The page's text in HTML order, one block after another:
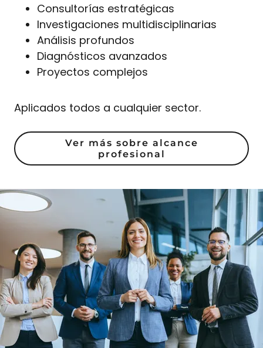
Consultorías estratégicas
Investigaciones multidisciplinarias
Análisis profundos
Diagnósticos avanzados
Proyectos complejos
Aplicados todos a cualquier sector.
Ver más sobre alcance
profesional